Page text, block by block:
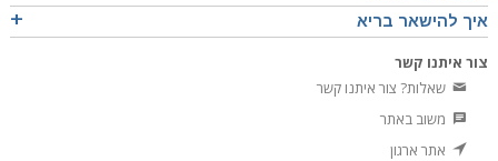
איך להישאר בריא
צור איתנו קשר
שאלות? צור איתנו קשר
משוב באתר
אתר ארגון